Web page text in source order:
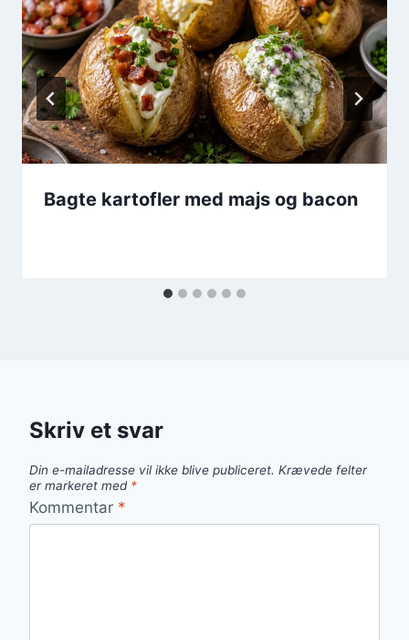
Bagte kartofler med majs og bacon
Skriv et svar
Din e-mailadresse vil ikke blive publiceret. Krævede felter
er markeret med *
Kommentar *